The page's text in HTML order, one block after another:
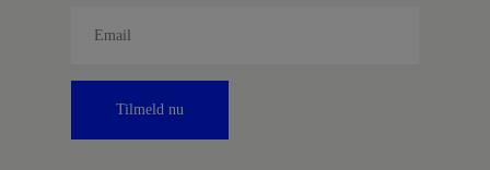
Tilmeld nu